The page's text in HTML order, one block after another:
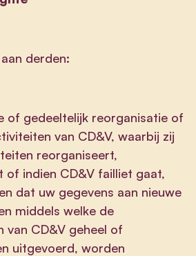
derden:
reorganisatie of
van CD&V, waarbij zij
reorganiseert,
of indien CD&V failliet gaat,
dat uw gegevens aan nieuwe
middels welke de
CD&V geheel of
uitgevoerd, worden